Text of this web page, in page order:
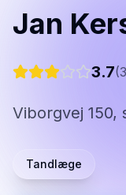
Jan
3.7(3
Viborgvej 150,
Tandlæge